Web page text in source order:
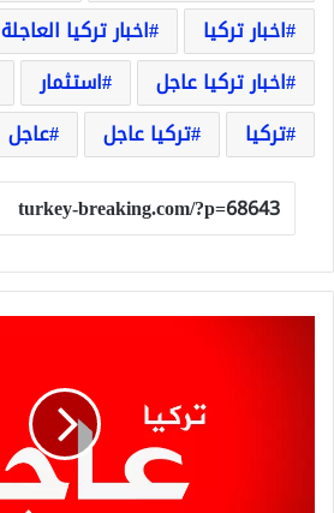
اخبار تركيا
اخبار تركيا العاجلة
اخبار تركيا عاجل
استثمار
تركيا
تركيا عاجل عاجل